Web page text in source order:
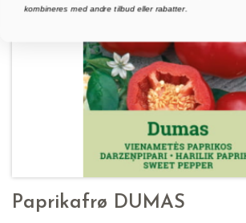
Paprikafrø DUMAS
kombineres med andre tilbud eller rabatter.